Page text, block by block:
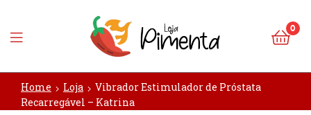
Loja
Pimenta
0
Home Loja
Vibrador Estimulador de Próstata
Recarregável – Katrina